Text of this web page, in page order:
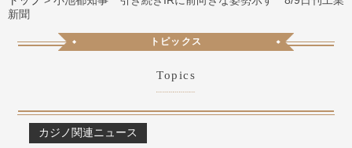
新聞
トピックス
Topics
カジノ関連ニュース